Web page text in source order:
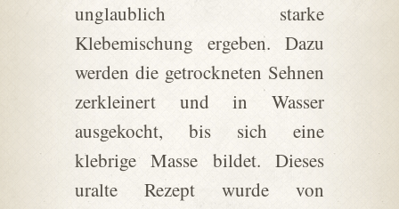
unglaublich starke
Klebemischung ergeben. Dazu
werden die getrockneten Sehnen
zerkleinert und in Wasser
ausgekocht, bis sich eine
klebrige Masse bildet. Dieses
uralte Rezept wurde von